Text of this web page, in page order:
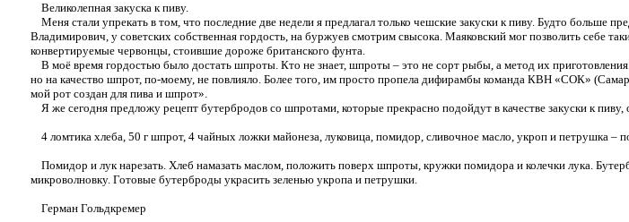
Великолепная закуска к пиву.
Меня стали упрекать в том, что последние две недели я предлагал только чешские закуски к пиву. Будто больше
Владимирович, у советских собственная гордость, на буржуев смотрим свысока. Маяковский мог позволить себе
конвертируемые червонцы, стоившие дороже британского фунта.
В моё время гордостью было достать шпроты. Кто не знает, шпроты – это не сорт рыбы, а метод их
но на качество шпрот, по-моему, не повлияло. Более того, им просто пропела дифирамбы команда КВН «СОК»
мой рот создан для пива и шпрот».
Я же сегодня предложу рецепт бутербродов со шпротами, которые прекрасно подойдут в качестве закуски к
4 ломтика хлеба, 50 г шпрот, 4 чайных ложки майонеза, луковица, помидор, сливочное масло, укроп и петрушка –
Помидор и лук нарезать. Хлеб намазать маслом, положить поверх шпроты, кружки помидора и колечки лука.
микроволновку. Готовые бутерброды украсить зеленью укропа и петрушки.
Герман Гольдкремер